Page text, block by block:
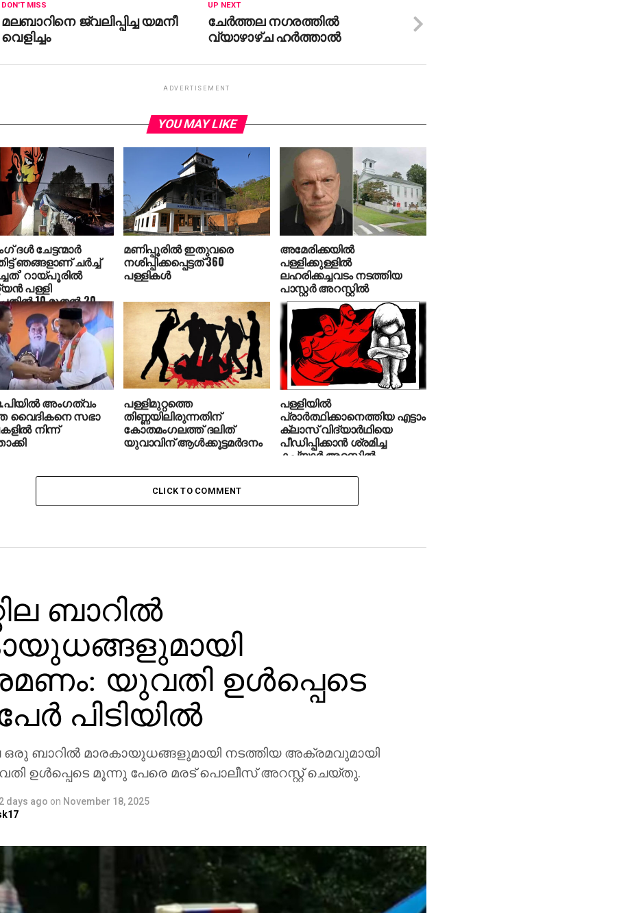
UP NEXT
ചേര്‍ത്തല നഗരത്തില്‍
വ്യാഴാഴ്ച ഹര്‍ത്താല്‍
DON'T MISS
മലബാറിനെ ജ്വലിപ്പിച്ച യമനീ
വെളിച്ചം
ADVERTISEMENT
YOU MAY LIKE
ദള്‍ ചേട്ടന്മാര്‍
ഞങ്ങളാണ് ചര്‍ച്ച്
റായ്പൂരില്‍
പള്ളി
10 മുതല്‍ 20
വരെയുള്ളവര്‍
മണിപ്പൂരില്‍ ഇതുവരെ
നശിപ്പിക്കപ്പെട്ടത് 360
പള്ളികള്‍
അമേരിക്കയില്‍
പള്ളിക്കുള്ളില്‍
ലഹരിക്കച്ചവടം നടത്തിയ
പാസ്റ്റര്‍ അറസ്റ്റില്‍
അംഗത്വം
വൈദികനെ സഭാ
നിന്ന്
പള്ളിമുറ്റത്തെ
തിണ്ണയിലിരുന്നതിന്
കോതമംഗലത്ത് ദലിത്
യുവാവിന് ആള്‍ക്കൂട്ടമര്‍ദനം
പള്ളിയില്‍
പ്രാര്‍ത്ഥിക്കാനെത്തിയ എട്ടാം
ക്ലാസ് വിദ്യാര്‍ഥിയെ
പീഡിപ്പിക്കാന്‍ ശ്രമിച്ച
കപ്യാര്‍ അറസ്റ്റില്‍
CLICK TO COMMENT
ബാറില്‍
യുവതി ഉള്‍പ്പെടെ
പിടിയില്‍
ഒരു ബാറില്‍ മാരകായുധങ്ങളുമായി നടത്തിയ അക്രമവുമായി
ഉള്‍പ്പെടെ മൂന്നു പേരെ മരട് പൊലീസ് അറസ്റ്റ് ചെയ്തു.
2 days ago on November 18, 2025